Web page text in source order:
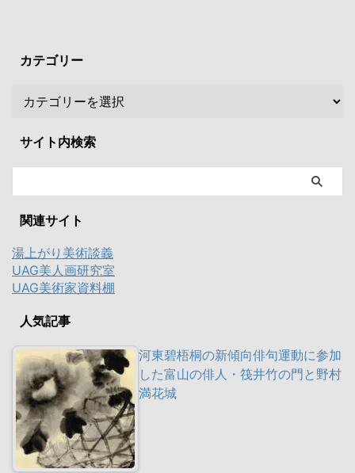
カテゴリー
サイト内検索
関連サイト
湯上がり美術談義
UAG美人画研究室
UAG美術家資料棚
人気記事
河東碧梧桐の新傾向俳句運動に参加
した富山の俳人・筏井竹の門と野村
満花城